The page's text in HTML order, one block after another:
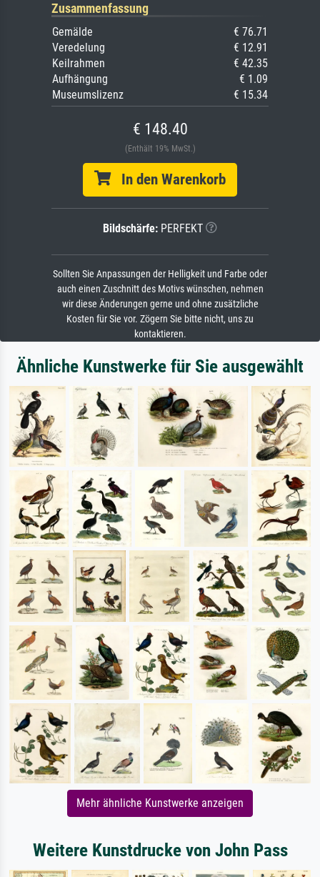
Zusammenfassung
Gemälde
€ 76.71
Veredelung
€ 12.91
Keilrahmen
€ 42.35
Aufhängung
€ 1.09
Museumslizenz
€ 15.34
€ 148.40
(Enthält 19% MwSt.)
In den Warenkorb
Bildschärfe: PERFEKT
Sollten Sie Anpassungen der Helligkeit und Farbe oder
auch einen Zuschnitt des Motivs wünschen, nehmen
wir diese Änderungen gerne und ohne zusätzliche
Kosten für Sie vor. Zögern Sie bitte nicht, uns zu
kontaktieren.
Ähnliche Kunstwerke für Sie ausgewählt
Mehr ähnliche Kunstwerke anzeigen
Weitere Kunstdrucke von John Pass